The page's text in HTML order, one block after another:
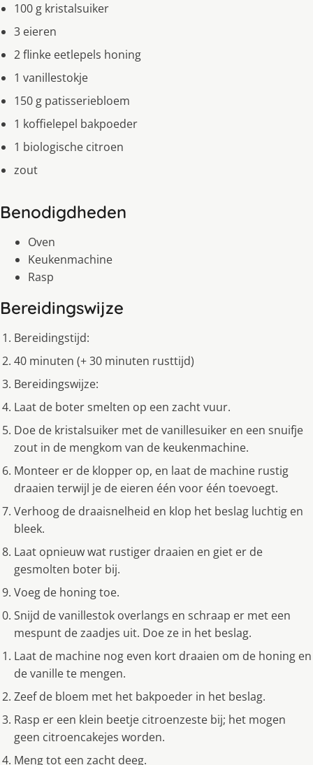
100 g kristalsuiker
3 eieren
2 flinke eetlepels honing
1 vanillestokje
150 g patisseriebloem
1 koffielepel bakpoeder
1 biologische citroen
zout
Benodigdheden
Oven
Keukenmachine
Rasp
Bereidingswijze
Bereidingstijd:
40 minuten (+ 30 minuten rusttijd)
Bereidingswijze:
Laat de boter smelten op een zacht vuur.
Doe de kristalsuiker met de vanillesuiker en een snuifje
zout in de mengkom van de keukenmachine.
Monteer er de klopper op, en laat de machine rustig
draaien terwijl je de eieren één voor één toevoegt.
Verhoog de draaisnelheid en klop het beslag luchtig en
bleek.
Laat opnieuw wat rustiger draaien en giet er de
gesmolten boter bij.
Voeg de honing toe.
Snijd de vanillestok overlangs en schraap er met een
mespunt de zaadjes uit. Doe ze in het beslag.
Laat de machine nog even kort draaien om de honing en
de vanille te mengen.
Zeef de bloem met het bakpoeder in het beslag.
Rasp er een klein beetje citroenzeste bij; het mogen
geen citroencakejes worden.
Meng tot een zacht deeg.